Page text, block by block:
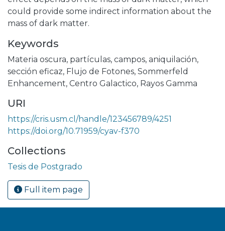
could provide some indirect information about the
mass of dark matter.
Keywords
Materia oscura, partículas, campos, aniquilación,
sección eficaz, Flujo de Fotones, Sommerfeld
Enhancement, Centro Galactico, Rayos Gamma
URI
https://cris.usm.cl/handle/123456789/4251
https://doi.org/10.71959/cyav-f370
Collections
Tesis de Postgrado
Full item page